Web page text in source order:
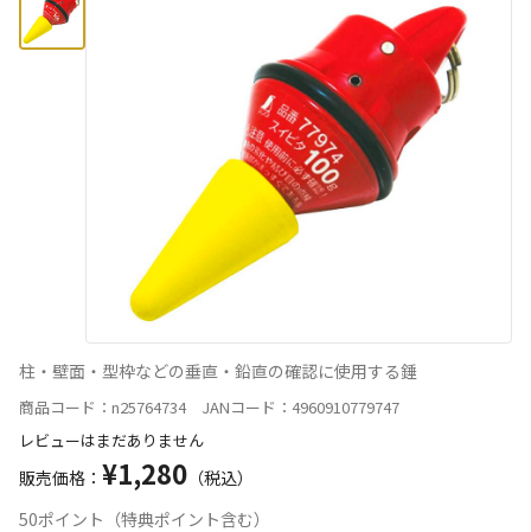
柱・壁面・型枠などの垂直・鉛直の確認に使用する錘
商品コード：n25764734 JANコード：4960910779747
レビューはまだありません
販売価格： ¥1,280 （税込）
50ポイント（特典ポイント含む）